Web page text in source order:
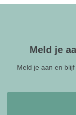
Meld je
Meld je aan en